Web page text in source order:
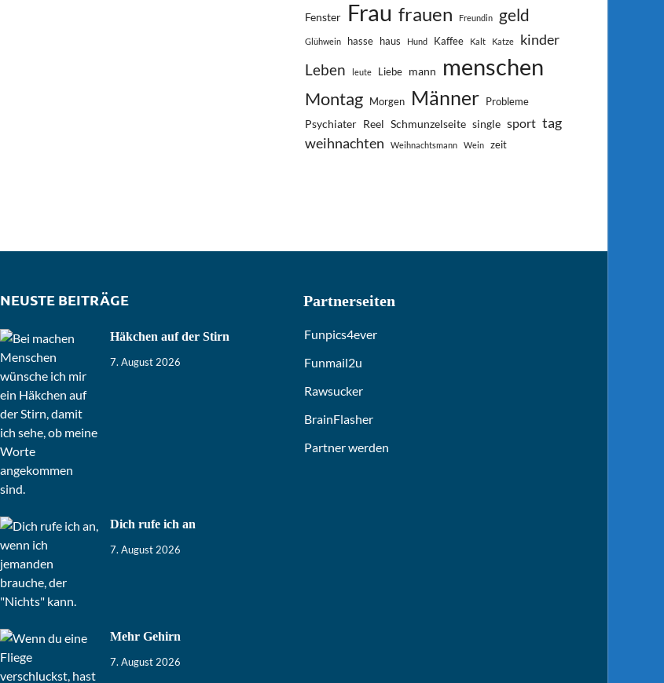
Fenster Frau frauen Freundin geld
Glühwein hasse haus Hund Kaffee Kalt Katze kinder
Leben leute Liebe mann menschen
Montag Morgen Männer Probleme
Psychiater Reel Schmunzelseite single sport tag
weihnachten
Weihnachtsmann Wein zeit
NEUSTE BEITRÄGE
Häkchen auf der Stirn
7. August 2026
Dich rufe ich an
7. August 2026
Mehr Gehirn
7. August 2026
Partnerseiten
Funpics4ever
Funmail2u
Rawsucker
BrainFlasher
Partner werden